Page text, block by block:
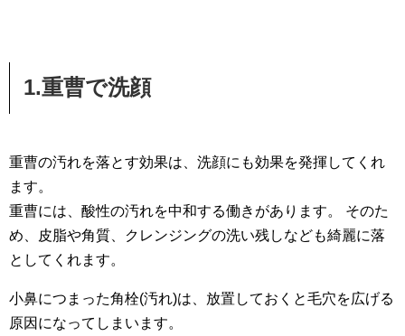
1.重曹で洗顔
重曹の汚れを落とす効果は、洗顔にも効果を発揮してくれ
ます。
重曹には、酸性の汚れを中和する働きがあります。 そのた
め、皮脂や角質、クレンジングの洗い残しなども綺麗に落
としてくれます。
小鼻につまった角栓(汚れ)は、放置しておくと毛穴を広げる
原因になってしまいます。